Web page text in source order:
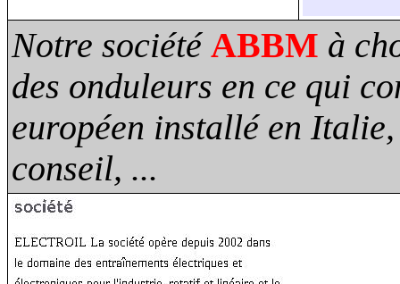
Notre société ABBM à
des onduleurs en ce qui
européen installé en
conseil, ...